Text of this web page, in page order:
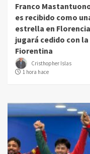
Franco
es recibido como
estrella en
jugará cedido con la
Fiorentina
Cristhopher Islas
1 hora hace